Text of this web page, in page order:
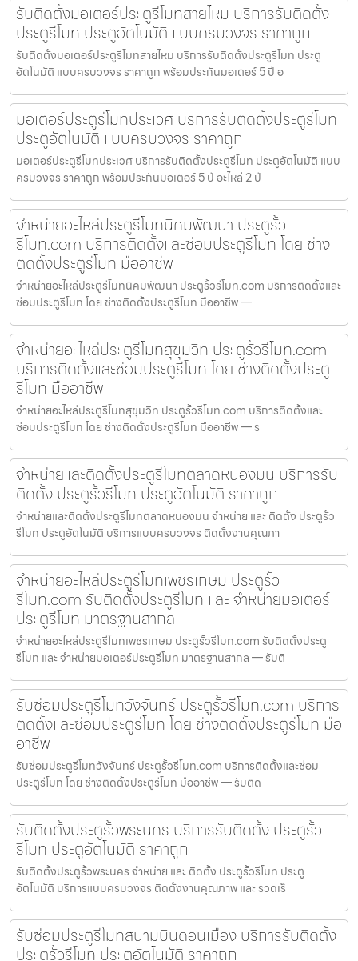
รับติดตั้งมอเตอร์ประตูรีโมทสายไหม บริการรับติดตั้ง
ประตูรีโมท ประตูอัตโนมัติ แบบครบวงจร ราคาถูก
รับติดตั้งมอเตอร์ประตูรีโมทสายไหม บริการรับติดตั้งประตูรีโมท ประตู
อัตโนมัติ แบบครบวงจร ราคาถูก พร้อมประกันมอเตอร์ 5 ปี อ
มอเตอร์ประตูรีโมทประเวศ บริการรับติดตั้งประตูรีโมท
ประตูอัตโนมัติ แบบครบวงจร ราคาถูก
มอเตอร์ประตูรีโมทประเวศ บริการรับติดตั้งประตูรีโมท ประตูอัตโนมัติ แบบ
ครบวงจร ราคาถูก พร้อมประกันมอเตอร์ 5 ปี อะไหล่ 2 ปี
จำหน่ายอะไหล่ประตูรีโมทนิคมพัฒนา ประตูรั้ว
รีโมท.com บริการติดตั้งและซ่อมประตูรีโมท โดย ช่าง
ติดตั้งประตูรีโมท มืออาชีพ
จำหน่ายอะไหล่ประตูรีโมทนิคมพัฒนา ประตูรั้วรีโมท.com บริการติดตั้งและ
ซ่อมประตูรีโมท โดย ช่างติดตั้งประตูรีโมท มืออาชีพ —
จำหน่ายอะไหล่ประตูรีโมทสุขุมวิท ประตูรั้วรีโมท.com
บริการติดตั้งและซ่อมประตูรีโมท โดย ช่างติดตั้งประตู
รีโมท มืออาชีพ
จำหน่ายอะไหล่ประตูรีโมทสุขุมวิท ประตูรั้วรีโมท.com บริการติดตั้งและ
ซ่อมประตูรีโมท โดย ช่างติดตั้งประตูรีโมท มืออาชีพ — ร
จำหน่ายและติดตั้งประตูรีโมทตลาดหนองมน บริการรับ
ติดตั้ง ประตูรั้วรีโมท ประตูอัตโนมัติ ราคาถูก
จำหน่ายและติดตั้งประตูรีโมทตลาดหนองมน จำหน่าย และ ติดตั้ง ประตูรั้ว
รีโมท ประตูอัตโนมัติ บริการแบบครบวงจร ติดตั้งงานคุณภา
จำหน่ายอะไหล่ประตูรีโมทเพชรเกษม ประตูรั้ว
รีโมท.com รับติดตั้งประตูรีโมท และ จำหน่ายมอเตอร์
ประตูรีโมท มาตรฐานสากล
จำหน่ายอะไหล่ประตูรีโมทเพชรเกษม ประตูรั้วรีโมท.com รับติดตั้งประตู
รีโมท และ จำหน่ายมอเตอร์ประตูรีโมท มาตรฐานสากล — รับติ
รับซ่อมประตูรีโมทวังจันทร์ ประตูรั้วรีโมท.com บริการ
ติดตั้งและซ่อมประตูรีโมท โดย ช่างติดตั้งประตูรีโมท มือ
อาชีพ
รับซ่อมประตูรีโมทวังจันทร์ ประตูรั้วรีโมท.com บริการติดตั้งและซ่อม
ประตูรีโมท โดย ช่างติดตั้งประตูรีโมท มืออาชีพ — รับติด
รับติดตั้งประตูรั้วพระนคร บริการรับติดตั้ง ประตูรั้ว
รีโมท ประตูอัตโนมัติ ราคาถูก
รับติดตั้งประตูรั้วพระนคร จำหน่าย และ ติดตั้ง ประตูรั้วรีโมท ประตู
อัตโนมัติ บริการแบบครบวงจร ติดตั้งงานคุณภาพ และ รวดเร็
รับซ่อมประตูรีโมทสนามบินดอนเมือง บริการรับติดตั้ง
ประตูรั้วรีโมท ประตูอัตโนมัติ ราคาถูก